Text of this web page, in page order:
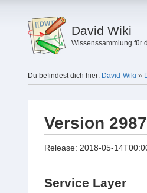
David Wiki
Wissenssammlung für
Du befindest dich hier: David-Wiki »
Version
Release: 2018-05-
Service Layer